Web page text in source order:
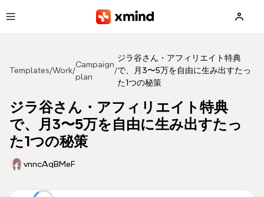
Templates/Work/
Campaign
plan
/
ジラ谷さん・アフィリエイト特典
で、月3〜5万を自由に生み出すたっ
た1つの秘策
ジラ谷さん・アフィリエイト特典
で、月3〜5万を自由に生み出すたっ
た1つの秘策
vnncAqBMeF